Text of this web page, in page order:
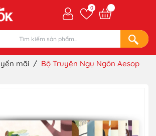
0
mãi / Bộ Truyện Ngụ Ngôn Aesop